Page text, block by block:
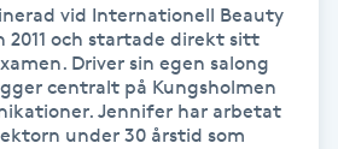
vid Internationell Beauty
2011 och startade direkt sitt
Driver sin egen salong
centralt på Kungsholmen
Jennifer har arbetat
under 30 årstid som